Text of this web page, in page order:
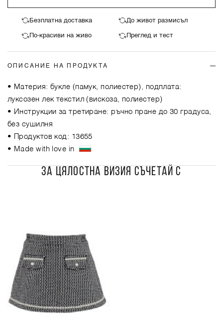
Безплатна доставка До живот размисъл
По-красиви на живо Преглед и тест
ОПИСАНИЕ НА ПРОДУКТА
• Материя: букле (памук, полиестер), подплата:
луксозен лек текстил (вискоза, полиестер)
• Инструкции за третиране: ръчно пране до 30 градуса,
без сушилня
• Продуктов код: 13655
• Made with love in
ЗА ЦЯЛОСТНА ВИЗИЯ СЪЧЕТАЙ С